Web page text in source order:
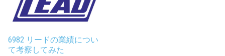
6982 リードの業績につい
て考察してみた